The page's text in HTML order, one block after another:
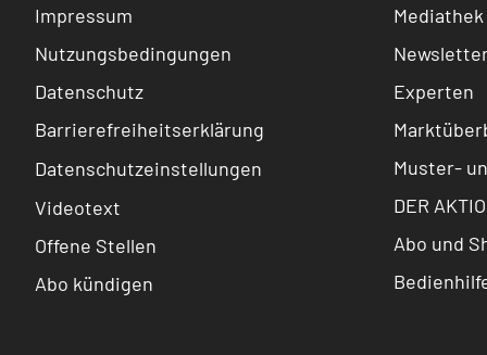
Impressum
Nutzungsbedingungen
Datenschutz
Barrierefreiheitserklärung
Datenschutzeinstellungen
Videotext
Offene Stellen
Abo kündigen
Mediathek
Experten
Muster-
DER
Abo und